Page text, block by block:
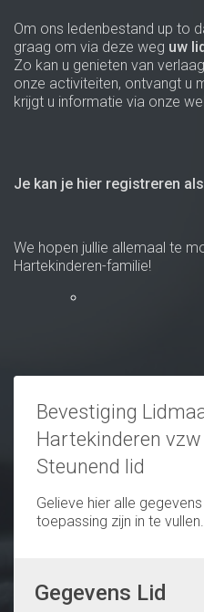
Om ons ledenbestand up to
graag om via deze weg uw
Zo kan u genieten van
onze activiteiten, ontvangt u
krijgt u informatie via onze
Je kan je hier registreren
We hopen jullie allemaal te
Hartekinderen-familie!
Bevestiging
Hartekinderen vzw
Steunend lid
Gelieve hier alle
toepassing zijn in te vullen.
Gegevens Lid